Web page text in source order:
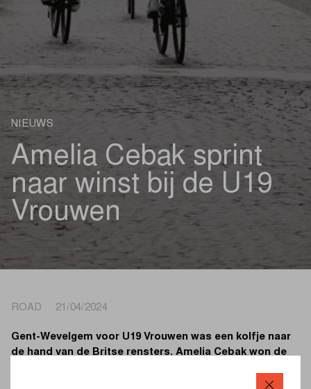
NIEUWS
Amelia Cebak sprint
naar winst bij de U19
Vrouwen
ROAD 21/04/2024
Gent-Wevelgem voor U19 Vrouwen was een kolfje naar
de hand van de Britse rensters. Amelia Cebak won de
haalde het voor haar ploeggenote Rebecca Gardiner.